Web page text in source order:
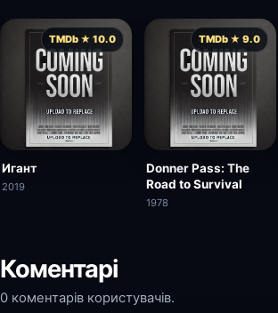
TMDb ★ 10.0
Игант
2019
TMDb ★ 9.0
Donner Pass: The
Road to Survival
1978
Коментарі
0 коментарів користувачів.